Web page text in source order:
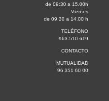
de 09:30 a 15.00h
Viernes
de 09:30 a 14.00 h
TELÉFONO
963 510 619
CONTACTO
MUTUALIDAD
96 351 60 00